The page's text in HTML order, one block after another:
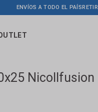
ENVÍOS A TODO EL PAÍS RETIRO
Nicollfusion